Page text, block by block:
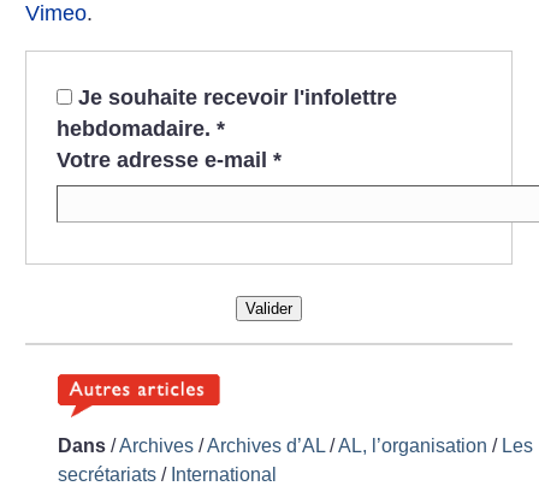
Vimeo.
Je souhaite recevoir l'infolettre
hebdomadaire. *
Votre adresse e-mail *
Valider
Dans /Archives /Archives d’AL /AL, l’organisation / Les
secrétariats / International